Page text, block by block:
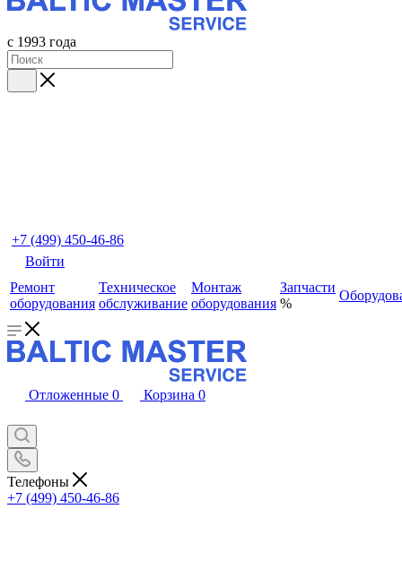
с 1993 года
+7 (499) 450-46-86
Войти
Ремонт
оборудования
Техническое
обслуживание
Монтаж
оборудования
Запчасти
%
Отложенные 0 Корзина 0
Телефоны
+7 (499) 450-46-86